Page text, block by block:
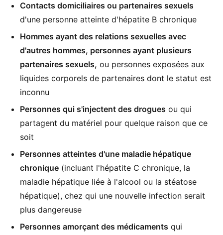
Contacts domiciliaires ou partenaires sexuels
d'une personne atteinte d'hépatite B chronique
Hommes ayant des relations sexuelles avec
d'autres hommes, personnes ayant plusieurs
partenaires sexuels, ou personnes exposées aux
liquides corporels de partenaires dont le statut est
inconnu
Personnes qui s'injectent des drogues ou qui
partagent du matériel pour quelque raison que ce
soit
Personnes atteintes d'une maladie hépatique
chronique (incluant l'hépatite C chronique, la
maladie hépatique liée à l'alcool ou la stéatose
hépatique), chez qui une nouvelle infection serait
plus dangereuse
Personnes amorçant des médicaments qui